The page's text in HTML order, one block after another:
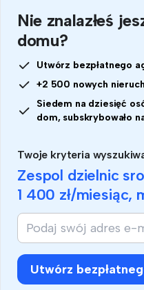
Nie znalazłeś
domu?
Utwórz bezpłatnego
+2 500 nowych
Siedem na dziesięć
dom, subskrybowało
Twoje kryteria
Zespol dzielnic
1 400 zł/miesiąc,
Utwórz